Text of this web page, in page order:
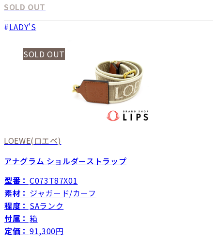
SOLD OUT
LADY'S
SOLD OUT
LOEWE(ロエベ)
アナグラム ショルダーストラップ
型番： C073T87X01
素材： ジャガード/カーフ
程度： SAランク
付属： 箱
定価： 91,300円